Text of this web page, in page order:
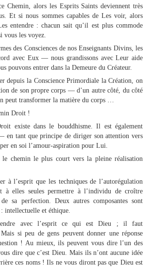
Chemin, alors les Esprits Saints deviennent très
Et si nous sommes capables de Les voir, alors
entendre : chacun sait qu’il est plus commode
vous les voyez.
des Consciences de nos Enseignants Divins, les
avec Eux — nous grandissons avec Leur aide
pouvons entrer dans la Demeure du Créateur.
depuis la Conscience Primordiale la Création, on
de son propre corps — d’un autre côté, du côté
peut transformer la matière du corps …
Droit !
existe dans le bouddhisme. Il est également
en tant que principe de diriger son attention vers
en soi l’amour-aspiration pour Lui.
chemin le plus court vers la pleine réalisation
à l’esprit que les techniques de l’autorégulation
à elles seules permettre à l’individu de croître
sa perfection. Deux autres composantes sont
: intellectuelle et éthique.
avec l’esprit ce qui est Dieu ; il faut
si peu de gens peuvent donner une réponse
! Au mieux, ils peuvent vous dire l’un des
dire que c’est Dieu. Mais ils n’ont aucune idée
ces noms ! Ils ne vous diront pas que Dieu est